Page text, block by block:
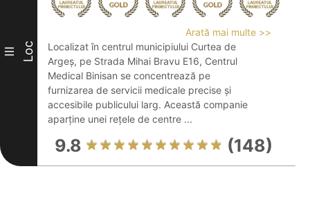
III Loc
Arată mai multe >>
Localizat în centrul municipiului Curtea de
Argeș, pe Strada Mihai Bravu E16, Centrul
Medical Binisan se concentrează pe
furnizarea de servicii medicale precise și
accesibile publicului larg. Această companie
aparține unei rețele de centre ...
9.8 (148)